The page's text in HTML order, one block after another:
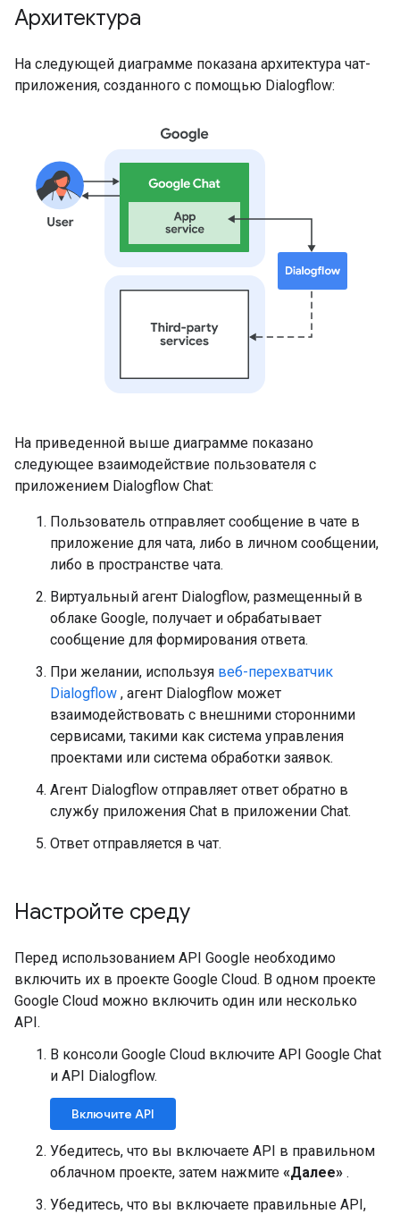
Архитектура
На следующей диаграмме показана архитектура чат-
приложения, созданного с помощью Dialogflow:
На приведенной выше диаграмме показано
следующее взаимодействие пользователя с
приложением Dialogflow Chat:
Пользователь отправляет сообщение в чате в
приложение для чата, либо в личном сообщении,
либо в пространстве чата.
Виртуальный агент Dialogflow, размещенный в
облаке Google, получает и обрабатывает
сообщение для формирования ответа.
При желании, используя веб-перехватчик
Dialogflow , агент Dialogflow может
взаимодействовать с внешними сторонними
сервисами, такими как система управления
проектами или система обработки заявок.
Агент Dialogflow отправляет ответ обратно в
службу приложения Chat в приложении Chat.
Ответ отправляется в чат.
Настройте среду
Перед использованием API Google необходимо
включить их в проекте Google Cloud. В одном проекте
Google Cloud можно включить один или несколько
API.
В консоли Google Cloud включите API Google Chat
и API Dialogflow.
Включите API
Убедитесь, что вы включаете API в правильном
облачном проекте, затем нажмите «Далее» .
Убедитесь, что вы включаете правильные API,